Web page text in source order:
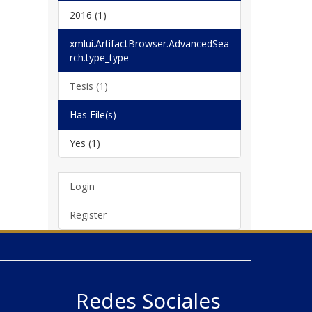
2016 (1)
xmlui.ArtifactBrowser.AdvancedSea
rch.type_type
Tesis (1)
Has File(s)
Yes (1)
Login
Register
Redes Sociales